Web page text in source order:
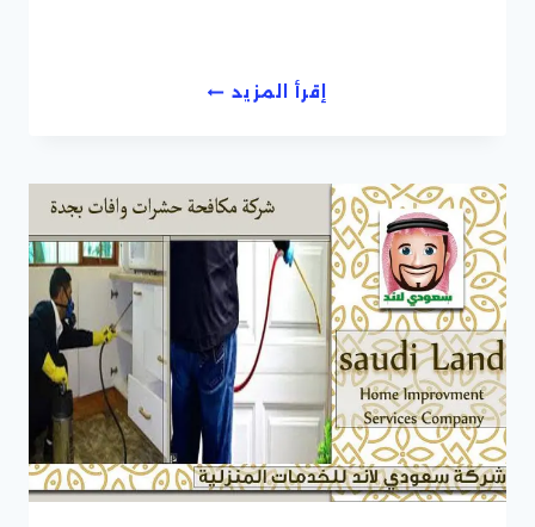
إقرأ المزيدشركة